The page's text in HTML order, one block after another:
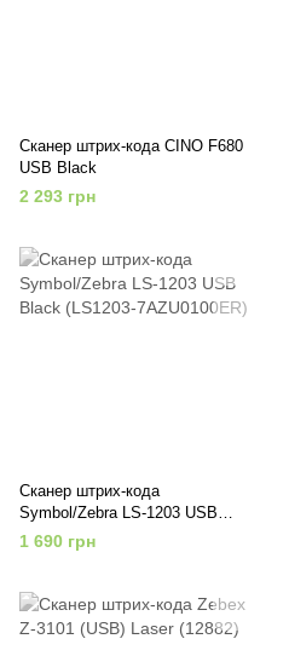
Сканер штрих-кода CINO F680
USB Black
2 293 грн
Сканер штрих-кода
Symbol/Zebra LS-1203 USB
Black (LS1203-7AZU0100ER)
1 690 грн